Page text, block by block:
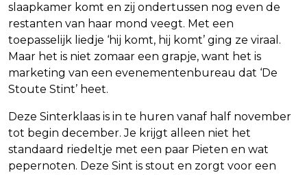
slaapkamer komt en zij ondertussen nog even de
restanten van haar mond veegt. Met een
toepasselijk liedje ‘hij komt, hij komt’ ging ze viraal.
Maar het is niet zomaar een grapje, want het is
marketing van een evenementenbureau dat ‘De
Stoute Stint’ heet.
Deze Sinterklaas is in te huren vanaf half november
tot begin december. Je krijgt alleen niet het
standaard riedeltje met een paar Pieten en wat
pepernoten. Deze Sint is stout en zorgt voor een